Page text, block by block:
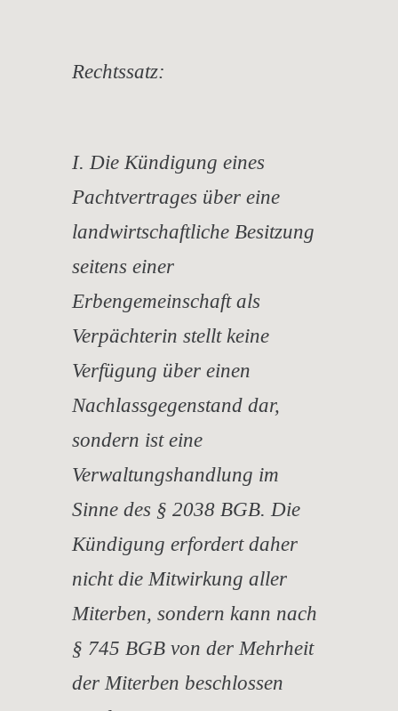
Rechtssatz:
I. Die Kündigung eines
Pachtvertrages über eine
landwirtschaftliche Besitzung
seitens einer
Erbengemeinschaft als
Verpächterin stellt keine
Verfügung über einen
Nachlassgegenstand dar,
sondern ist eine
Verwaltungshandlung im
Sinne des § 2038 BGB. Die
Kündigung erfordert daher
nicht die Mitwirkung aller
Miterben, sondern kann nach
§ 745 BGB von der Mehrheit
der Miterben beschlossen